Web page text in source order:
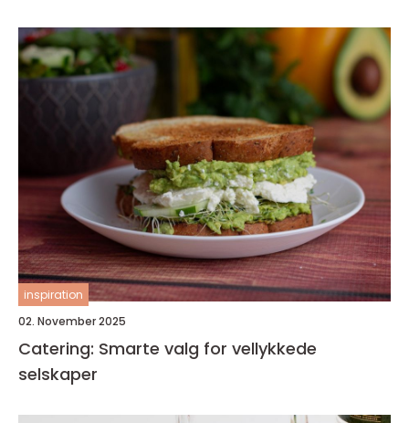
inspiration
02. November 2025
Catering: Smarte valg for vellykkede
selskaper